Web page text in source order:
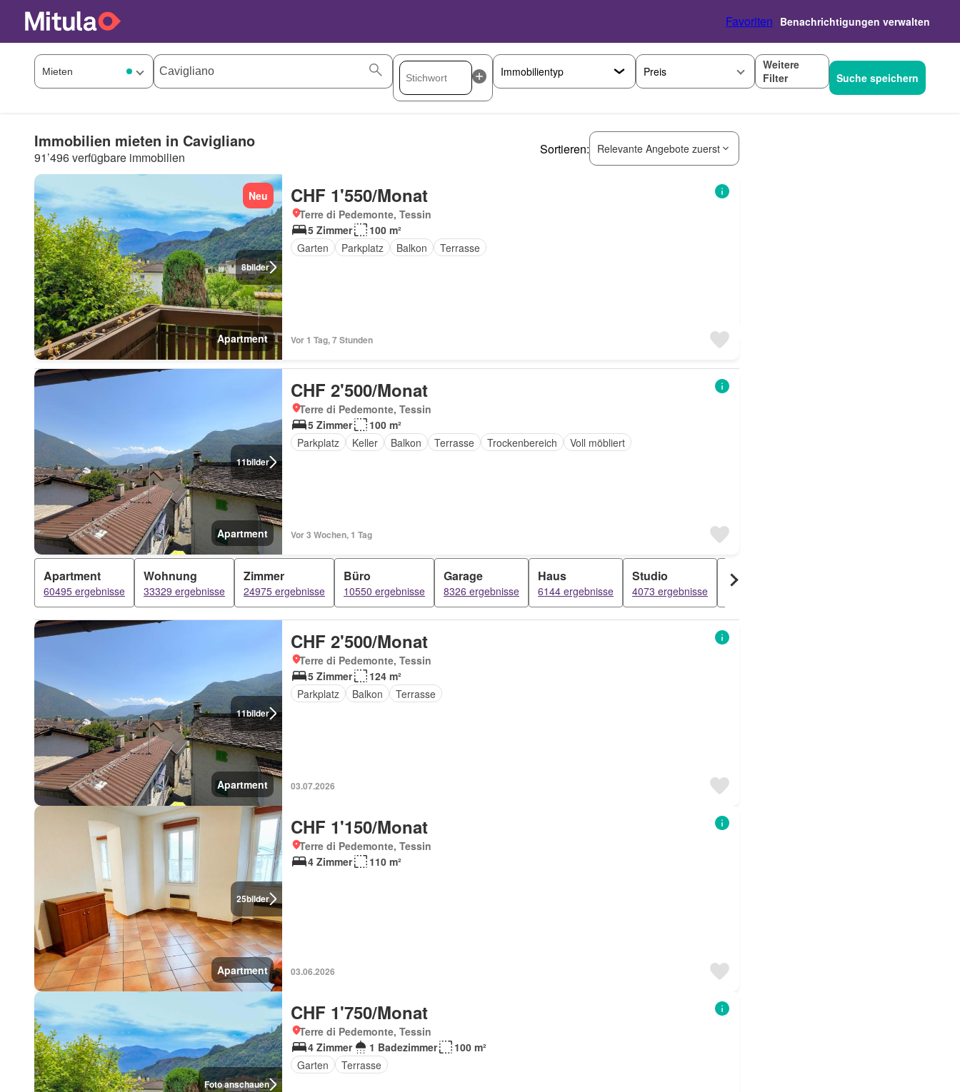
Favoriten Benachrichtigungen verwalten
Preis
Weitere
Filter
Suche speichern
Immobilien mieten in Cavigliano
91’496 verfügbare immobilien
Sortieren: Relevante Angebote zuerst
8bilder
Neu
Apartment
CHF 1'550/Monat
Terre di Pedemonte, Tessin
5 Zimmer
100 m²
Garten
Parkplatz Balkon Terrasse
Vor 1 Tag, 7 Stunden
11bilder
Apartment
CHF 2'500/Monat
Terre di Pedemonte, Tessin
5 Zimmer
100 m²
Parkplatz
Keller Balkon Terrasse Trockenbereich Voll möbliert
Vor 3 Wochen, 1 Tag
Apartment
60495 ergebnisse
Wohnung
33329 ergebnisse
Zimmer
24975 ergebnisse
Büro
10550 ergebnisse
Garage
8326 ergebnisse
Haus
6144 ergebnisse
Studio
4073 ergebnisse
Attikawohnung
1607 ergebnisse
11bilder
Apartment
CHF 2'500/Monat
Terre di Pedemonte, Tessin
5 Zimmer
124 m²
Parkplatz
Balkon Terrasse
03.07.2026
25bilder
Apartment
CHF 1'150/Monat
Terre di Pedemonte, Tessin
4 Zimmer
110 m²
03.06.2026
Foto anschauen
CHF 1'750/Monat
Terre di Pedemonte, Tessin
4 Zimmer
1 Badezimmer
100 m²
Garten
Terrasse